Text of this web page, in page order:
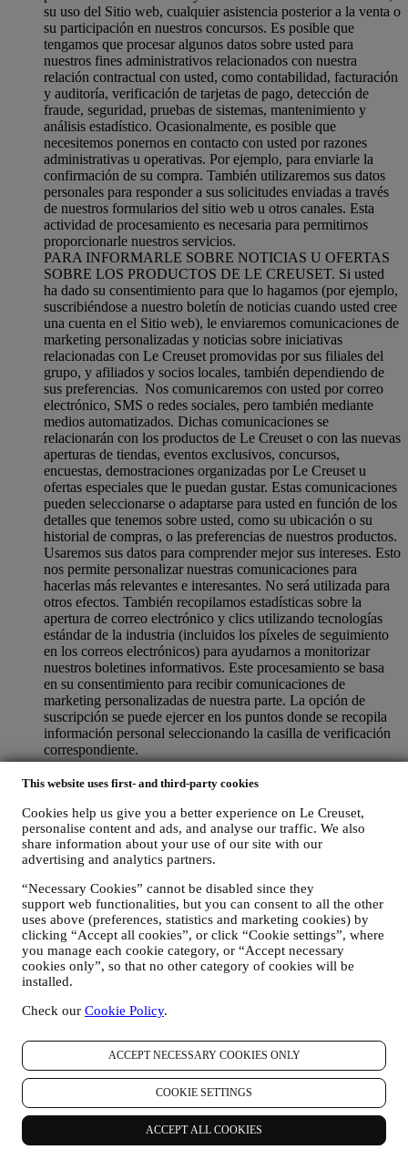
This website uses first- and third-party cookies
Cookies help us give you a better experience on Le Creuset,
personalise content and ads, and analyse our traffic. We also
share information about your use of our site with our
advertising and analytics partners.
“Necessary Cookies” cannot be disabled since they
support web functionalities, but you can consent to all the other
uses above (preferences, statistics and marketing cookies) by
clicking “Accept all cookies”, or click “Cookie settings”, where
you manage each cookie category, or “Accept necessary
cookies only”, so that no other category of cookies will be
installed.
Check our Cookie Policy.
ACCEPT NECESSARY COOKIES ONLY
COOKIE SETTINGS
ACCEPT ALL COOKIES
su uso del Sitio web, cualquier asistencia posterior a la venta o
su participación en nuestros concursos. Es posible que
tengamos que procesar algunos datos sobre usted para
nuestros fines administrativos relacionados con nuestra
relación contractual con usted, como contabilidad, facturación
y auditoría, verificación de tarjetas de pago, detección de
fraude, seguridad, pruebas de sistemas, mantenimiento y
análisis estadístico. Ocasionalmente, es posible que
necesitemos ponernos en contacto con usted por razones
administrativas u operativas. Por ejemplo, para enviarle la
confirmación de su compra. También utilizaremos sus datos
personales para responder a sus solicitudes enviadas a través
de nuestros formularios del sitio web u otros canales. Esta
actividad de procesamiento es necesaria para permitirnos
proporcionarle nuestros servicios.
PARA INFORMARLE SOBRE NOTICIAS U OFERTAS
SOBRE LOS PRODUCTOS DE LE CREUSET. Si usted
ha dado su consentimiento para que lo hagamos (por ejemplo,
suscribiéndose a nuestro boletín de noticias cuando usted cree
una cuenta en el Sitio web), le enviaremos comunicaciones de
marketing personalizadas y noticias sobre iniciativas
relacionadas con Le Creuset promovidas por sus filiales del
grupo, y afiliados y socios locales, también dependiendo de
sus preferencias. Nos comunicaremos con usted por correo
electrónico, SMS o redes sociales, pero también mediante
medios automatizados. Dichas comunicaciones se
relacionarán con los productos de Le Creuset o con las nuevas
aperturas de tiendas, eventos exclusivos, concursos,
encuestas, demostraciones organizadas por Le Creuset u
ofertas especiales que le puedan gustar. Estas comunicaciones
pueden seleccionarse o adaptarse para usted en función de los
detalles que tenemos sobre usted, como su ubicación o su
historial de compras, o las preferencias de nuestros productos.
Usaremos sus datos para comprender mejor sus intereses. Esto
nos permite personalizar nuestras comunicaciones para
hacerlas más relevantes e interesantes. No será utilizada para
otros efectos. También recopilamos estadísticas sobre la
apertura de correo electrónico y clics utilizando tecnologías
estándar de la industria (incluidos los píxeles de seguimiento
en los correos electrónicos) para ayudarnos a monitorizar
nuestros boletines informativos. Este procesamiento se basa
en su consentimiento para recibir comunicaciones de
marketing personalizadas de nuestra parte. La opción de
suscripción se puede ejercer en los puntos donde se recopila
información personal seleccionando la casilla de verificación
correspondiente.
Exclusión voluntaria: Puede dejar de recibir nuestras
momento, de forma gratuita, a través de los métodos que se
muestran como parte de la comunicación (por ejemplo, para darse de
baja de la newsletter puede hacer clic en el enlace para darse de baja
que aparece en la parte inferior de cada correo electrónico). En
actividades de marketing, envíenos un correo electrónico a
privacy@lecreuset.com. Procesaremos su exclusión lo antes posible,
pero en algunas circunstancias puede recibir algunos mensajes más
hasta que la exclusión se procese por completo.Por favor,
recuerde que no pasamos ni vendemos sus datos de contacto y
otros datos personales a otras empresas para sus fines de
enviar un correo electrónico solicitando la opinión sobre sus
productos. Estamos interesados en las opiniones de los productos de
nuestros clientes (si desean proporcionar dicha información) para
mejorar constantemente nuestros productos y servicios. Al final del
proceso de compra, también podemos invitarle a escribir su opinión
del producto. La opinión no es obligatoria, y usted es libre de
enviarla o no.